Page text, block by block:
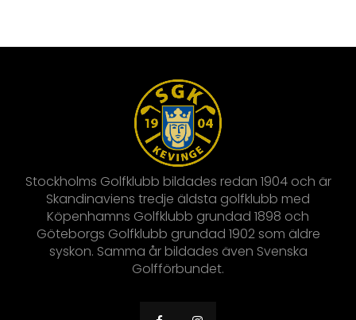
Stockholms Golfklubb bildades redan 1904 och är
Skandinaviens tredje äldsta golfklubb med
Köpenhamns Golfklubb grundad 1898 och
Göteborgs Golfklubb grundad 1902 som äldre
syskon. Samma år bildades även Svenska
Golfförbundet.